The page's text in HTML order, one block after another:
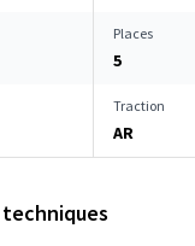
Places
5
Traction
AR